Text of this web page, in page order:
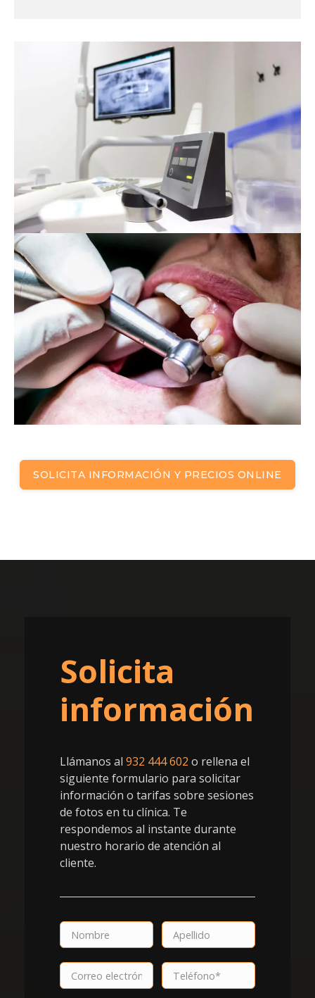
SOLICITA INFORMACIÓN Y PRECIOS ONLINE
Solicita
información
Llámanos al 932 444 602 o rellena el
siguiente formulario para solicitar
información o tarifas sobre sesiones
de fotos en tu clínica. Te
respondemos al instante durante
nuestro horario de atención al
cliente.